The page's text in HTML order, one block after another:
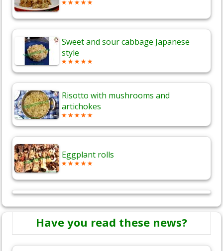
Sweet and sour cabbage Japanese
style
Risotto with mushrooms and
artichokes
Eggplant rolls
Have you read these news?